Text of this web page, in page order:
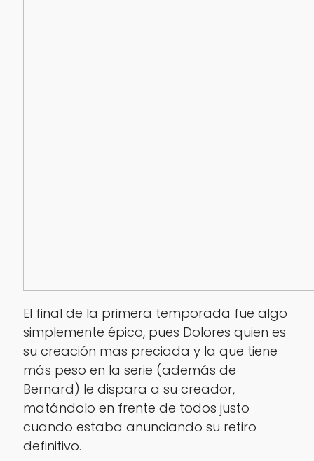
El final de la primera temporada fue algo
simplemente épico, pues Dolores quien es
su creación mas preciada y la que tiene
más peso en la serie (además de
Bernard) le dispara a su creador,
matándolo en frente de todos justo
cuando estaba anunciando su retiro
definitivo.